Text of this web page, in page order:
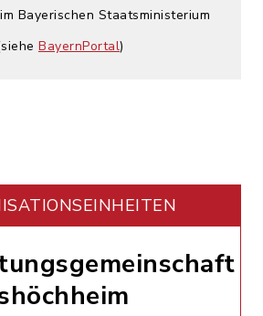
Bayerischen Staatsministerium
BayernPortal)